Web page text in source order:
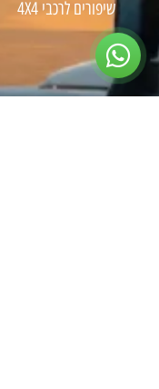
שיפורים לרכבי 4X4